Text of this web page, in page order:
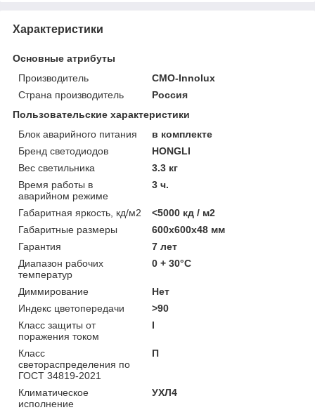
Характеристики
Основные атрибуты
Производитель
CMO-Innolux
Страна производитель
Россия
Пользовательские характеристики
Блок аварийного питания
в комплекте
Бренд светодиодов
HONGLI
Вес светильника
3.3 кг
Время работы в
аварийном режиме
3 ч.
Габаритная яркость, кд/м2
<5000 кд / м2
Габаритные размеры
600х600х48 мм
Гарантия
7 лет
Диапазон рабочих
температур
0 + 30°C
Диммирование
Нет
Индекс цветопередачи
>90
Класс защиты от
поражения током
I
Класс
светораспределения по
ГОСТ 34819-2021
П
Климатическое
исполнение
УХЛ4